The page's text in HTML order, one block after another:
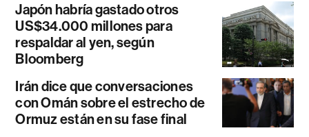
Japón habría gastado otros
US$34.000 millones para
respaldar al yen, según
Bloomberg
Irán dice que conversaciones
con Omán sobre el estrecho de
Ormuz están en su fase final